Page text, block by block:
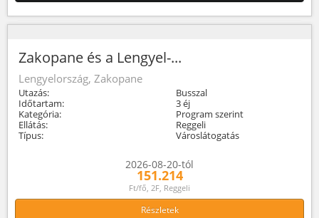
Zakopane és a Lengyel-...
Lengyelország, Zakopane
Utazás:
Busszal
Időtartam:
3 éj
Kategória:
Program szerint
Ellátás:
Reggeli
Típus:
Városlátogatás
2026-08-20-tól
151.214
Ft/fő, 2F, Reggeli
Részletek